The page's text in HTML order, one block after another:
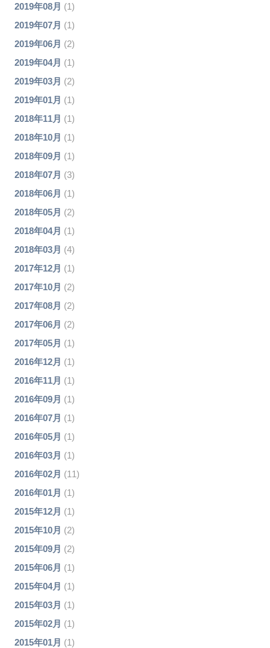
2019年08月 (1)
2019年07月 (1)
2019年06月 (2)
2019年04月 (1)
2019年03月 (2)
2019年01月 (1)
2018年11月 (1)
2018年10月 (1)
2018年09月 (1)
2018年07月 (3)
2018年06月 (1)
2018年05月 (2)
2018年04月 (1)
2018年03月 (4)
2017年12月 (1)
2017年10月 (2)
2017年08月 (2)
2017年06月 (2)
2017年05月 (1)
2016年12月 (1)
2016年11月 (1)
2016年09月 (1)
2016年07月 (1)
2016年05月 (1)
2016年03月 (1)
2016年02月 (11)
2016年01月 (1)
2015年12月 (1)
2015年10月 (2)
2015年09月 (2)
2015年06月 (1)
2015年04月 (1)
2015年03月 (1)
2015年02月 (1)
2015年01月 (1)